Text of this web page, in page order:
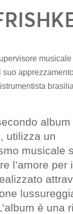
utilizza un
musicale
l’amore per
è una